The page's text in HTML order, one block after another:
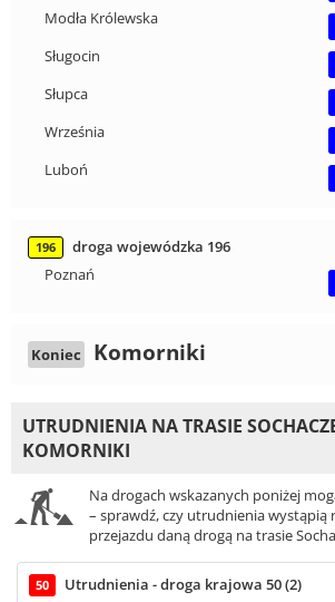
Modła Królewska
Sługocin
Słupca
Września
Luboń
196
droga wojewódzka 196
Poznań
Koniec Komorniki
UTRUDNIENIA NA TRASIE
KOMORNIKI
Na drogach wskazanych poniżej
– sprawdź, czy utrudnienia wystąpią
przejazdu daną drogą na trasie
50 Utrudnienia - droga krajowa 50 (2)